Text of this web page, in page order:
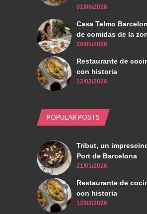
01/06/2026
Casa Telmo
de comidas de la
20/05/2026
Restaurante de
con historia
12/02/2026
POPULAR POSTS
Tribut, un
Port de Barcelona
21/01/2026
Restaurante de
con historia
12/02/2026